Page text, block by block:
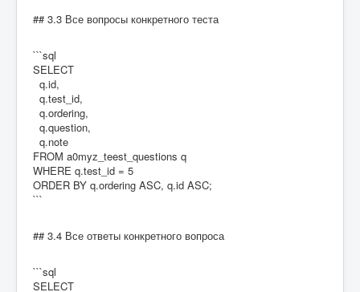
## 3.3 Все вопросы конкретного теста
```sql
SELECT
q.id,
q.test_id,
q.ordering,
q.question,
q.note
FROM a0myz_teest_questions q
WHERE q.test_id = 5
ORDER BY q.ordering ASC, q.id ASC;
```
## 3.4 Все ответы конкретного вопроса
```sql
SELECT